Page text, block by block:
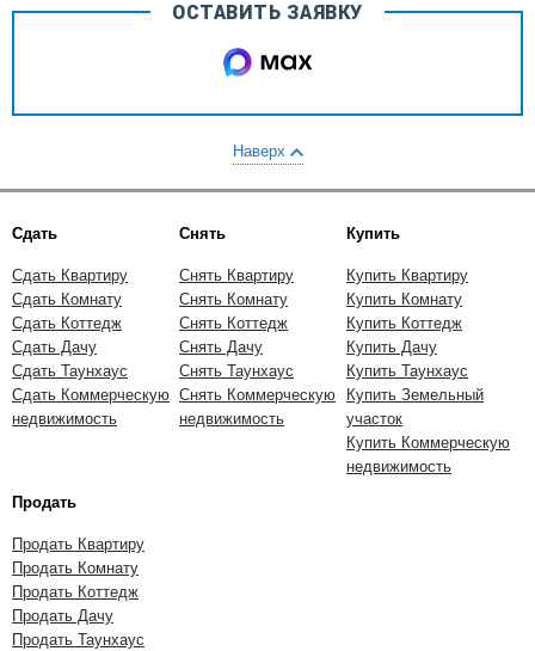
ОСТАВИТЬ ЗАЯВКУ
Наверх
Сдать
Сдать Квартиру
Сдать Комнату
Сдать Коттедж
Сдать Дачу
Сдать Таунхаус
Сдать Коммерческую
недвижимость
Снять
Снять Квартиру
Снять Комнату
Снять Коттедж
Снять Дачу
Снять Таунхаус
Снять Коммерческую
недвижимость
Купить
Купить Квартиру
Купить Комнату
Купить Коттедж
Купить Дачу
Купить Таунхаус
Купить Земельный
участок
Купить Коммерческую
недвижимость
Продать
Продать Квартиру
Продать Комнату
Продать Коттедж
Продать Дачу
Продать Таунхаус